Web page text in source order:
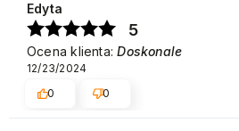
Edyta
5
Ocena klienta:Doskonale
12/23/2024
0
0